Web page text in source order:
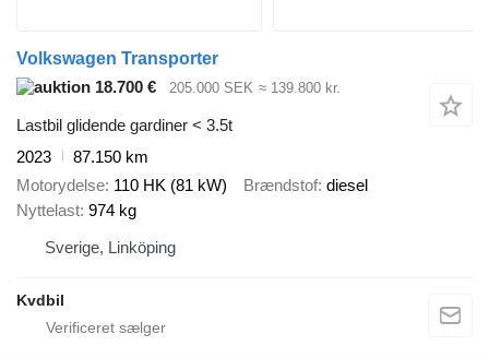
Volkswagen Transporter
18.700 €
205.000 SEK ≈ 139.800 kr.
Lastbil glidende gardiner < 3.5t
2023
87.150 km
Motorydelse 110 HK (81 kW) Brændstof diesel
Nyttelast 974 kg
Sverige, Linköping
Kvdbil